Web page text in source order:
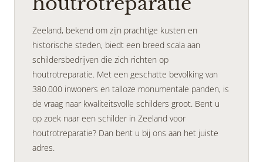
Zeeland, bekend om zijn prachtige kusten en
historische steden, biedt een breed scala aan
schildersbedrijven die zich richten op
houtrotreparatie. Met een geschatte bevolking van
380.000 inwoners en talloze monumentale panden, is
de vraag naar kwaliteitsvolle schilders groot. Bent u
op zoek naar een schilder in Zeeland voor
houtrotreparatie? Dan bent u bij ons aan het juiste
adres.